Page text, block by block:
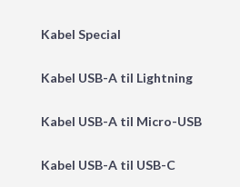
Kabel Special
Kabel USB-A til Lightning
Kabel USB-A til Micro-USB
Kabel USB-A til USB-C